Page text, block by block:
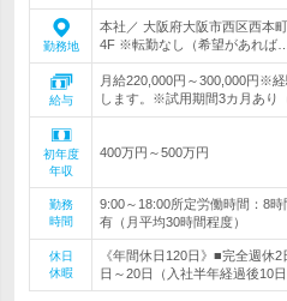
勤務地
本社／ 大阪府大阪市西区西本
4F ※転勤なし（希望があれば…
給与
月給220,000円～300,000円※
します。※試用期間3カ月あり
初年度
年収
400万円～500万円
勤務
時間
9:00～18:00所定労働時間：8
有（月平均30時間程度）
休日
休暇
《年間休日120日》■完全週休
日～20日（入社半年経過後10